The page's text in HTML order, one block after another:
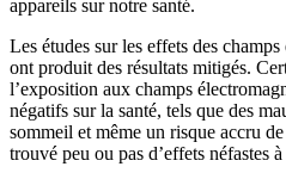
appareils sur notre santé.
Les études sur les effets des
ont produit des résultats mitigés.
l’exposition aux champs
négatifs sur la santé, tels que des
sommeil et même un risque accru
trouvé peu ou pas d’effets néfastes